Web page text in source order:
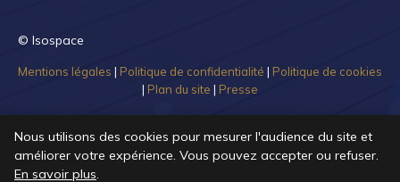
© Isospace
Mentions légales | Politique de confidentialité | Politique de cookies
| Plan du site | Presse
Nous utilisons des cookies pour mesurer l'audience du site et
améliorer votre expérience. Vous pouvez accepter ou refuser.
En savoir plus.